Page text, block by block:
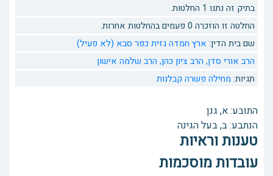
בתיק זה נתנו 1 החלטות.
החלטה זו הוזכרה 0 פעמים בהחלטות אחרות.
שם בית הדין: ארץ חמדה גזית כפר סבא (לא פעיל)
הרב אורי סדן, הרב ציון כהן, הרב שלמה אישון
תגיות: מחילה פשרה קבלנות
התובע: א, גנן
הנתבע: ב, בעל הגינה
טענות וראיות
עובדות מוסכמות